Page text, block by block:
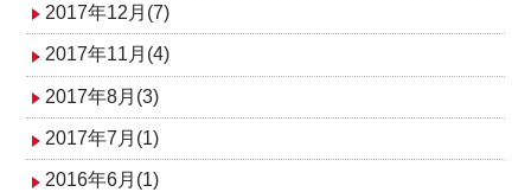
2017年12月(7)
2017年11月(4)
2017年8月(3)
2017年7月(1)
2016年6月(1)